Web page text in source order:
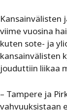
Kansainvälisten
viime vuosina
kuten sote- ja
kansainvälisten
jouduttiin liikaa
– Tampere ja
vahvuuksistaan